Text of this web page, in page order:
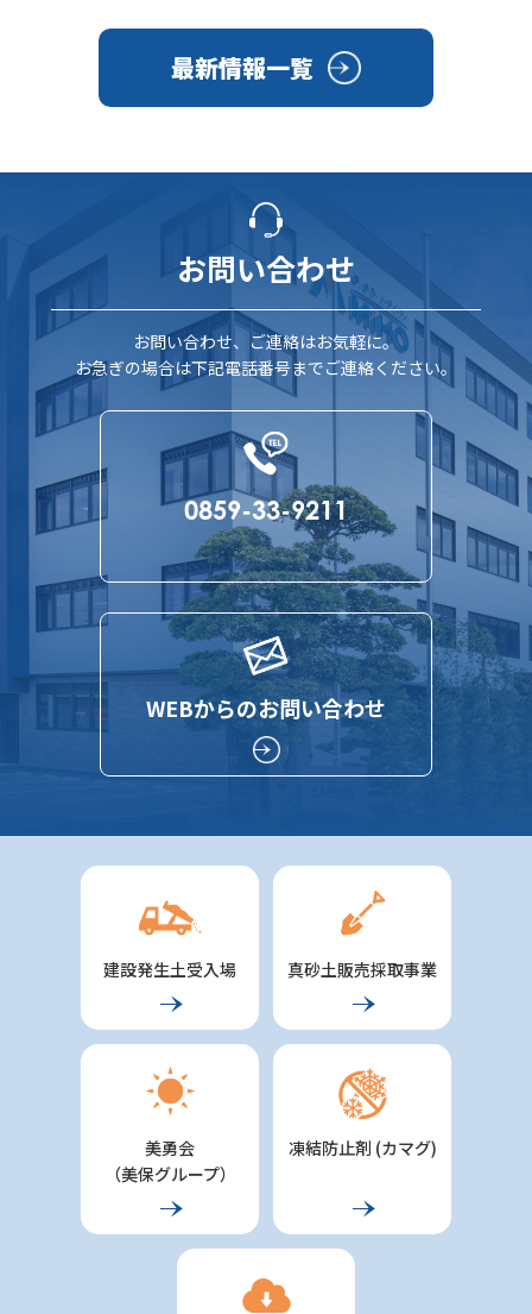
最新情報一覧
お問い合わせ
お問い合わせ、ご連絡はお気軽に。
お急ぎの場合は下記電話番号までご連絡ください。
0859-33-9211
WEBからのお問い合わせ
建設発生土受入場 真砂土販売採取事業
美勇会
（美保グループ）
凍結防止剤 (カマグ)